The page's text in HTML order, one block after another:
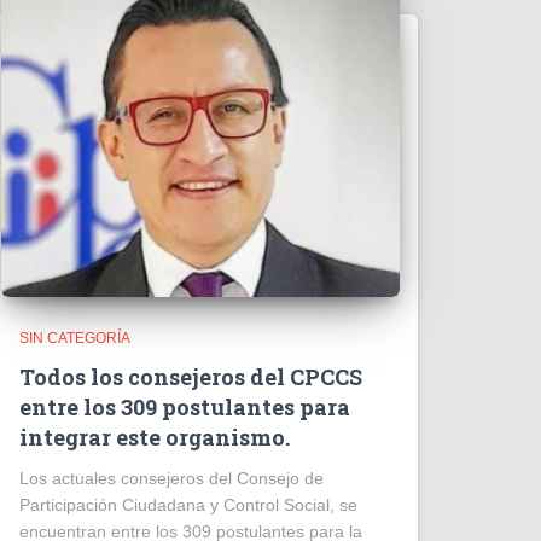
SIN CATEGORÍA
Todos los consejeros del CPCCS
entre los 309 postulantes para
integrar este organismo.
Los actuales consejeros del Consejo de
Participación Ciudadana y Control Social, se
encuentran entre los 309 postulantes para la